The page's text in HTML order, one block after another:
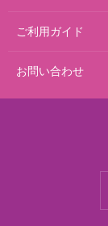
ご利用ガイド
お問い合わせ